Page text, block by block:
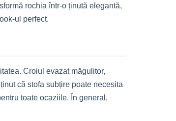
rochia într-o ținută elegantă,
ul perfect.
Croiul evazat măgulitor,
că stofa subțire poate necesita
toate ocaziile. În general,